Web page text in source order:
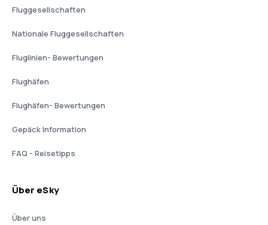
Fluggesellschaften
Nationale Fluggesellschaften
Fluglinien- Bewertungen
Flughäfen
Flughäfen- Bewertungen
Gepäck Information
FAQ - Reisetipps
Über eSky
Über uns